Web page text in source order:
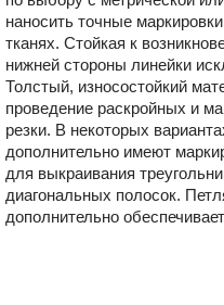
наносить точные
тканях. Стойкая к
нижней стороны линейки
Толстый, износостойкий
проведение раскройных и
резки. В некоторых
дополнительно имеют
для выкраивания
диагональных полосок.
дополнительно